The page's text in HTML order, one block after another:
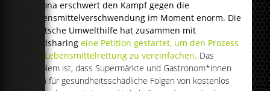
Corona erschwert den Kampf gegen die
Lebensmittelverschwendung im Moment enorm. Die
Deutsche Umwelthilfe hat zusammen mit
Foodsharingeine Petition gestartet, um den Prozess
der Lebensmittelrettung zu vereinfachen. Das
Problem ist, dass Supermärkte und Gastronom*innen
auch für gesundheitsschädliche Folgen von kostenlos